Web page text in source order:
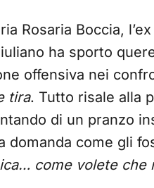
Rosaria Boccia,
ha sporto
offensiva nei
tira. Tutto risale alla
di un pranzo
domanda come gli
come volete che